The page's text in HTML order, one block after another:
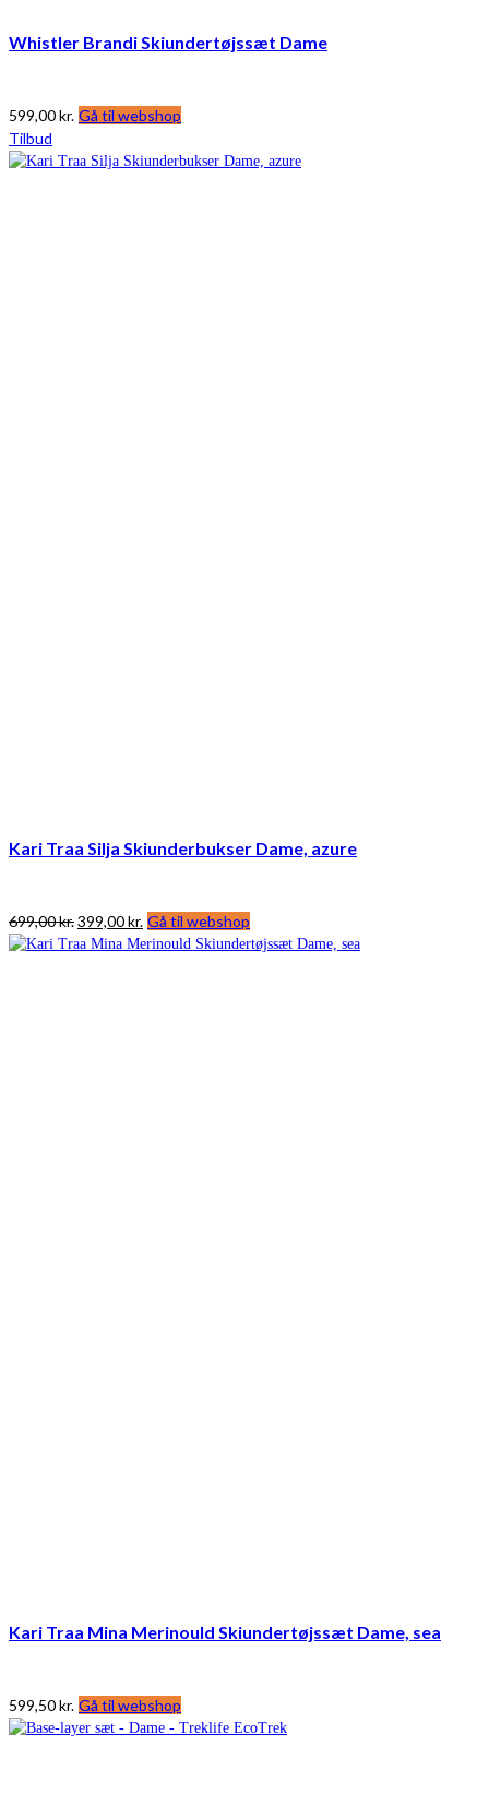
Whistler Brandi Skiundertøjssæt Dame
599,00kr. Gå til webshop
Tilbud
Kari Traa Silja Skiunderbukser Dame, azure
699,00kr.Den
oprindelige
399,00kr. Den
aktuelle
Gå til webshop
Kari Traa Mina Merinould Skiundertøjssæt Dame, sea
599,50kr. Gå til webshop